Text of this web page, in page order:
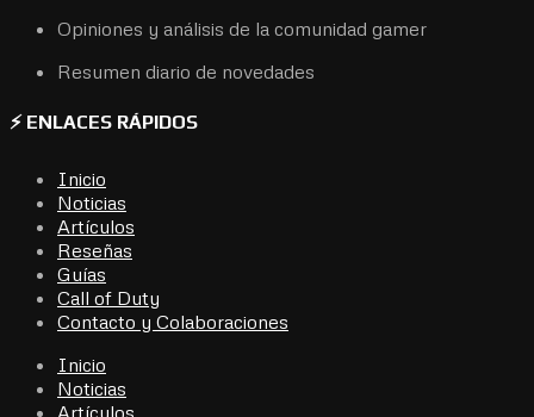
Opiniones y análisis de la comunidad gamer
Resumen diario de novedades
⚡ ENLACES RÁPIDOS
Inicio
Noticias
Artículos
Reseñas
Guías
Call of Duty
Contacto y Colaboraciones
Inicio
Noticias
Artículos